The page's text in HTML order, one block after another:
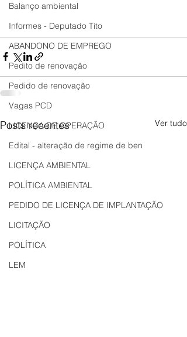
Balanço ambiental
Informes - Deputado Tito
ABANDONO DE EMPREGO
Pedito de renovação
Pedido de renovação
Vagas PCD
LICENÇA DE OPERAÇÃO
Edital - alteração de regime de ben
LICENÇA AMBIENTAL
POLÍTICA AMBIENTAL
PEDIDO DE LICENÇA DE IMPLANTAÇÃO
LICITAÇÃO
POLÍTICA
LEM
Posts recentes Ver tudo